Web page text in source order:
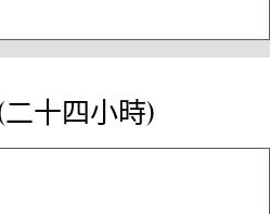
十四小時)